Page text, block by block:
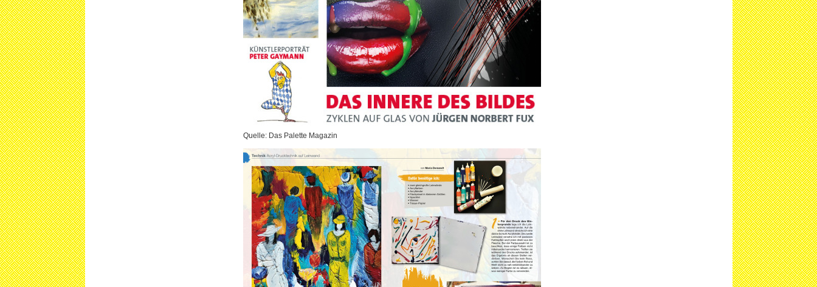
Quelle: Das Palette Magazin